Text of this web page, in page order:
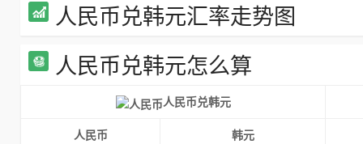
人民币兑韩元汇率走势图
人民币兑韩元怎么算
人民币兑韩元
人民币
韩元